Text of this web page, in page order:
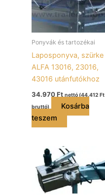
Ponyvák és tartozékai
Laposponyva, szürke
ALFA 13016, 23016,
43016 utánfutókhoz
34.970Ft nettó (44.412 Ft
bruttó)
Kosárba
teszem